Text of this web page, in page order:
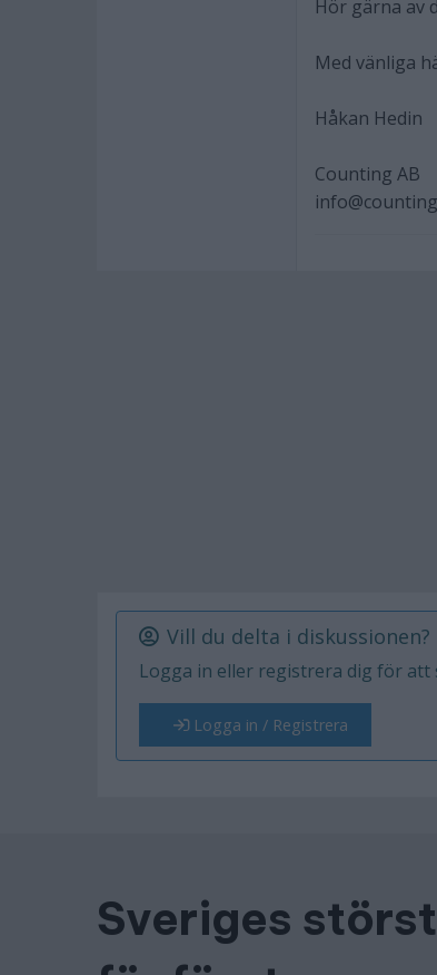
Hör gärna av
Med vänliga
Håkan Hedin
Counting AB
Vill du delta i diskussionen?
Logga in eller registrera dig för att
Logga in / Registrera
Sveriges